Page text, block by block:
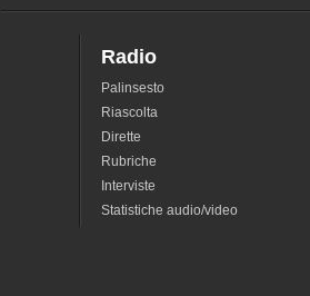
Radio
Palinsesto
Riascolta
Dirette
Rubriche
Interviste
Statistiche audio/video